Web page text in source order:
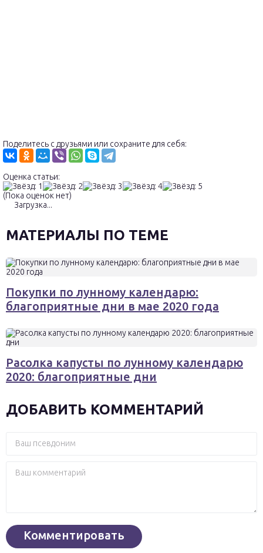
Поделитесь с друзьями или сохраните для себя:
Оценка статьи:
(Пока оценок нет)
Загрузка...
МАТЕРИАЛЫ ПО ТЕМЕ
Покупки по лунному календарю:
благоприятные дни в мае 2020 года
Pасолка капусты по лунному календарю
2020: благоприятные дни
ДОБАВИТЬ КОММЕНТАРИЙ